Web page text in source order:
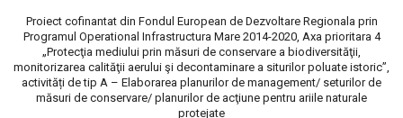
Proiect cofinantat din Fondul European de Dezvoltare Regionala prin
Programul Operational Infrastructura Mare 2014-2020, Axa prioritara 4
„Protecţia mediului prin măsuri de conservare a biodiversităţii,
monitorizarea calităţii aerului şi decontaminare a siturilor poluate istoric”,
activități de tip A – Elaborarea planurilor de management/ seturilor de
măsuri de conservare/ planurilor de acţiune pentru ariile naturale
protejate